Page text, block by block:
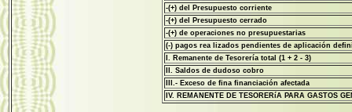
-(+) del Presupuesto corriente
-(+) del Presupuesto cerrado
-(+) de operaciones no presupuestarias
(-) pagos rea lizados pendientes de aplicación
I. Remanente de Tesorería total (1 + 2 - 3)
II. Saldos de dudoso cobro
III.- Exceso de fina financiación afectada
IV. REMANENTE DE TESORERíA PARA GASTOS